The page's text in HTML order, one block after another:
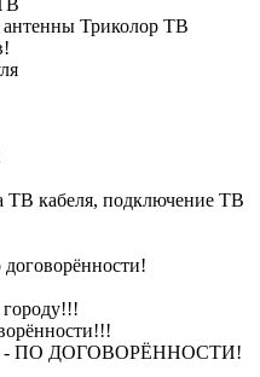
антенны Триколор ТВ
ТВ кабеля, подключение ТВ
городу!!!
- ПО ДОГОВОРЁННОСТИ!